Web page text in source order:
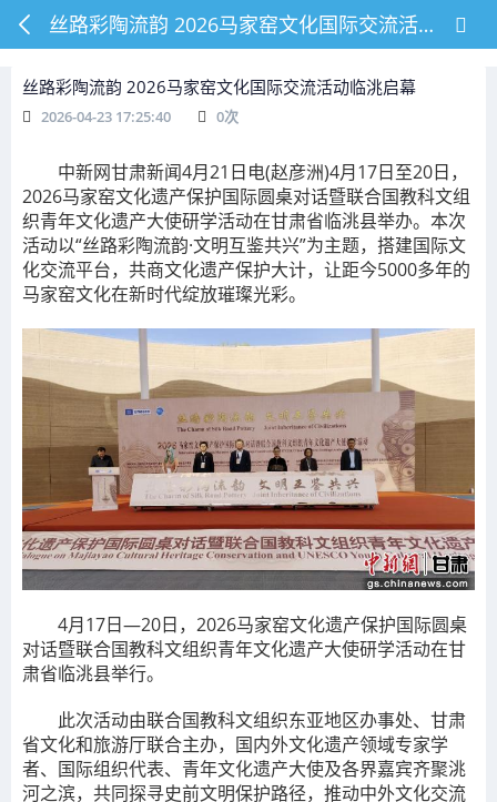
丝路彩陶流韵 2026马家窑文化国际交流活动临洮启幕
丝路彩陶流韵 2026马家窑文化国际交流活动临洮启幕
2026-04-23 17:25:40 0次
中新网甘肃新闻4月21日电(赵彦洲)4月17日至20日，
2026马家窑文化遗产保护国际圆桌对话暨联合国教科文组
织青年文化遗产大使研学活动在甘肃省临洮县举办。本次
活动以“丝路彩陶流韵·文明互鉴共兴”为主题，搭建国际文
化交流平台，共商文化遗产保护大计，让距今5000多年的
马家窑文化在新时代绽放璀璨光彩。
4月17日—20日，2026马家窑文化遗产保护国际圆桌
对话暨联合国教科文组织青年文化遗产大使研学活动在甘
肃省临洮县举行。
此次活动由联合国教科文组织东亚地区办事处、甘肃
省文化和旅游厅联合主办，国内外文化遗产领域专家学
者、国际组织代表、青年文化遗产大使及各界嘉宾齐聚洮
河之滨，共同探寻史前文明保护路径，推动中外文化交流